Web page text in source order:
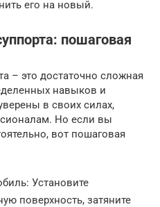
его на новый.
пошаговая
– это достаточно сложная
навыков и
в своих силах,
Но если вы
вот пошаговая
Установите
поверхность, затяните